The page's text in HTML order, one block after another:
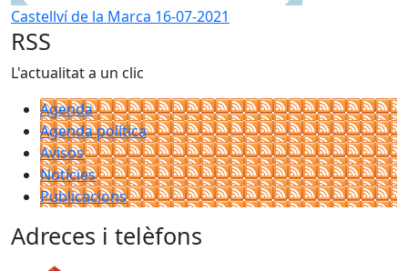
Castellví de la Marca 16-07-2021
RSS
L'actualitat a un clic
Agenda
Agenda política
Avisos
Notícies
Publicacions
Adreces i telèfons